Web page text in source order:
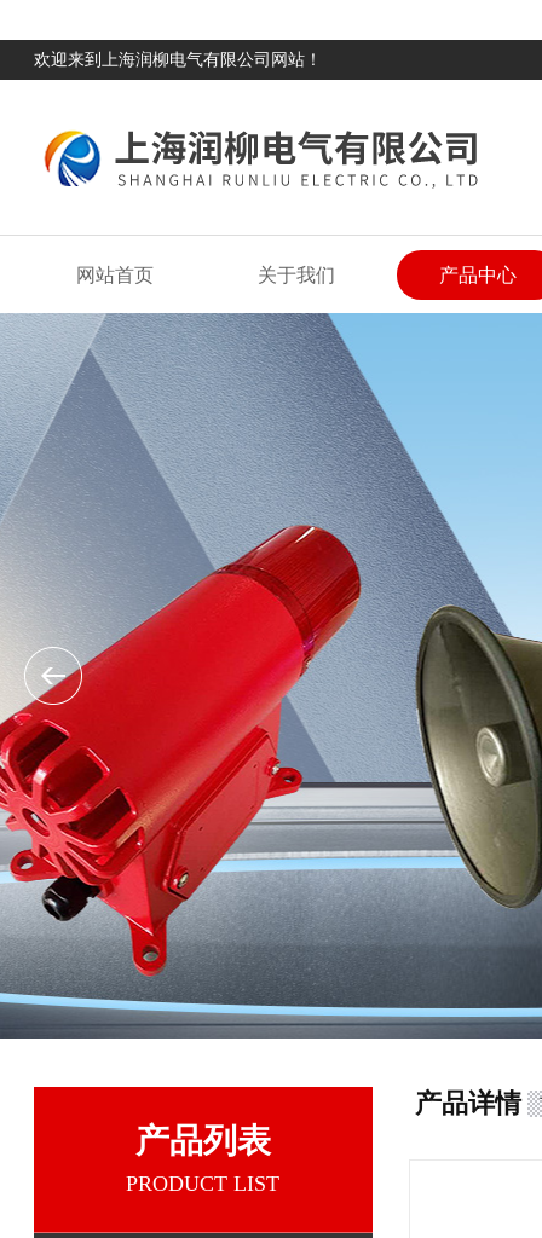
欢迎来到上海润柳电气有限公司网站！
网站首页 关于我们 产品中心
产品列表
PRODUCT LIST
产品详情